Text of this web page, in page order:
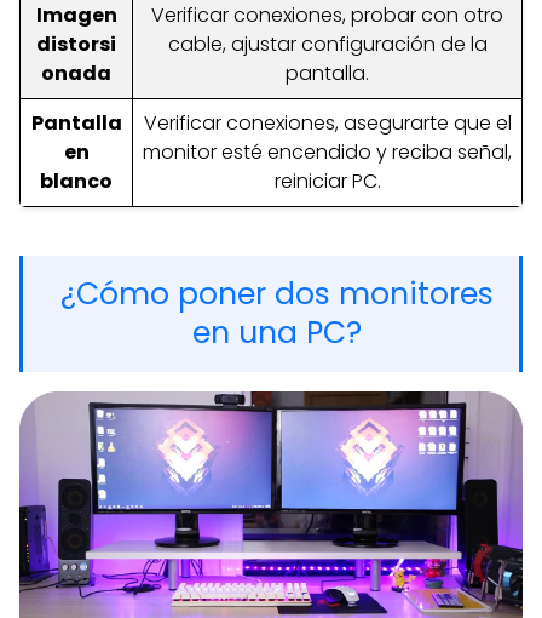
Imagen
distorsi
onada
Verificar conexiones, probar con otro
cable, ajustar configuración de la
pantalla.
Pantalla
en
blanco
Verificar conexiones, asegurarte que el
monitor esté encendido y reciba señal,
reiniciar PC.
¿Cómo poner dos monitores
en una PC?